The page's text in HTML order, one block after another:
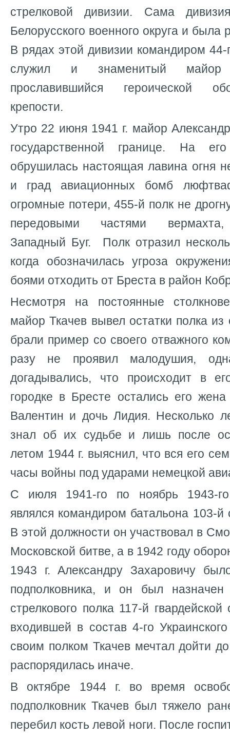
стрелковой дивизии. Сама
Белорусского военного округа и
В рядах этой дивизии командиром 44-
служил и знаменитый майор
прославившийся героической
крепости.
Утро 22 июня 1941 г. майор
государственной границе. На
обрушилась настоящая лавина огня
и град авиационных бомб
огромные потери, 455-й полк не
передовыми частями
Западный Буг. Полк отразил
когда обозначилась угроза
боями отходить от Бреста в район
Несмотря на постоянные
майор Ткачев вывел остатки полка
брали пример со своего отважного
разу не проявил малодушия,
догадывались, что происходит в
городке в Бресте остались его
Валентин и дочь Лидия. Несколько
знал об их судьбе и лишь после
летом 1944 г. выяснил, что вся его
часы войны под ударами немецкой
С июля 1941-го по ноябрь 1943-го
являлся командиром батальона 103-й
В этой должности он участвовал в
Московской битве, а в 1942 году
1943 г. Александру Захаровичу
подполковника, и он был назначен
стрелкового полка 117-й гвардейской
входившей в состав 4-го
своим полком Ткачев мечтал дойти
распорядилась иначе.
В октябре 1944 г. во время
подполковник Ткачев был тяжело
перебил кость левой ноги. После